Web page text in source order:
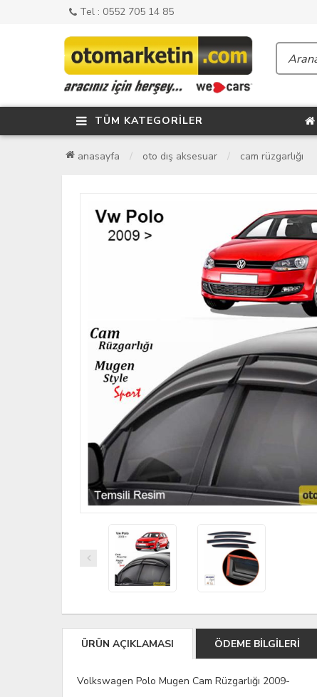
Tel : 0552 705 14 85
TÜM KATEGORİLER
anasayfa oto dış aksesuar cam rüzgarlığı
ÜRÜN AÇIKLAMASI ÖDEME BİLGİLERİ
Volkswagen Polo Mugen Cam Rüzgarlığı 2009-